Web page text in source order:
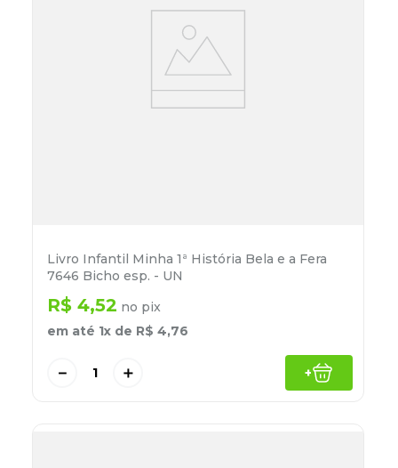
Livro Infantil Minha 1ª História Bela e a Fera
7646 Bicho esp. - UN
R$ 4,52 no pix
em até 1x de R$ 4,76
＋
－ +